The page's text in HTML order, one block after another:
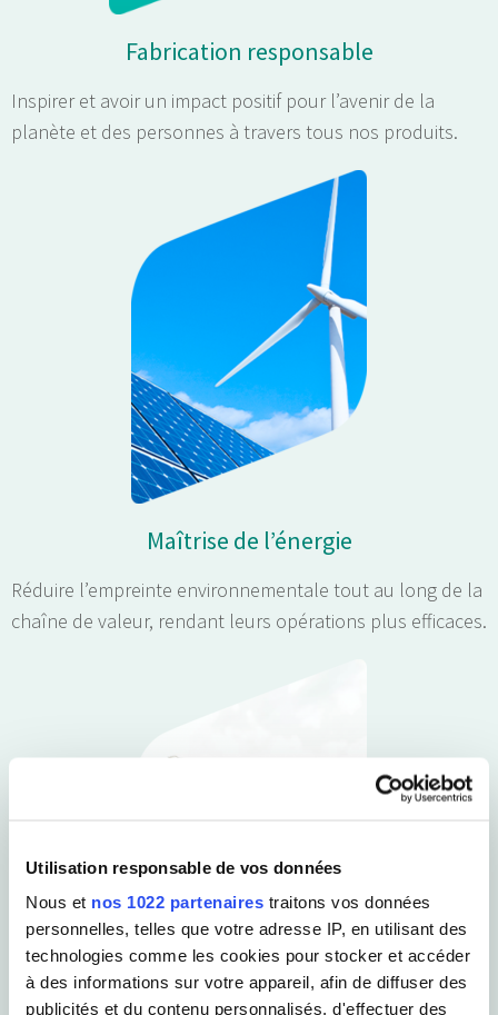
Utilisation responsable de vos données
Nous et nos 1022 partenaires traitons vos données
personnelles, telles que votre adresse IP, en utilisant des
technologies comme les cookies pour stocker et accéder
à des informations sur votre appareil, afin de diffuser des
publicités et du contenu personnalisés, d'effectuer des
Fabrication responsable
Inspirer et avoir un impact positif pour l’avenir de la
planète et des personnes à travers tous nos produits.
Maîtrise de l’énergie
Réduire l’empreinte environnementale tout au long de la
chaîne de valeur, rendant leurs opérations plus efficaces.